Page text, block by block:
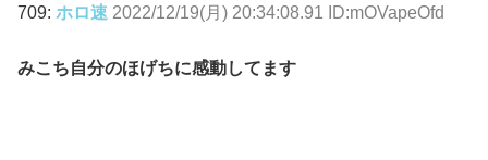
709: ホロ速 2022/12/19(月) 20:34:08.91 ID:mOVapeOfd
みこち自分のほげちに感動してます